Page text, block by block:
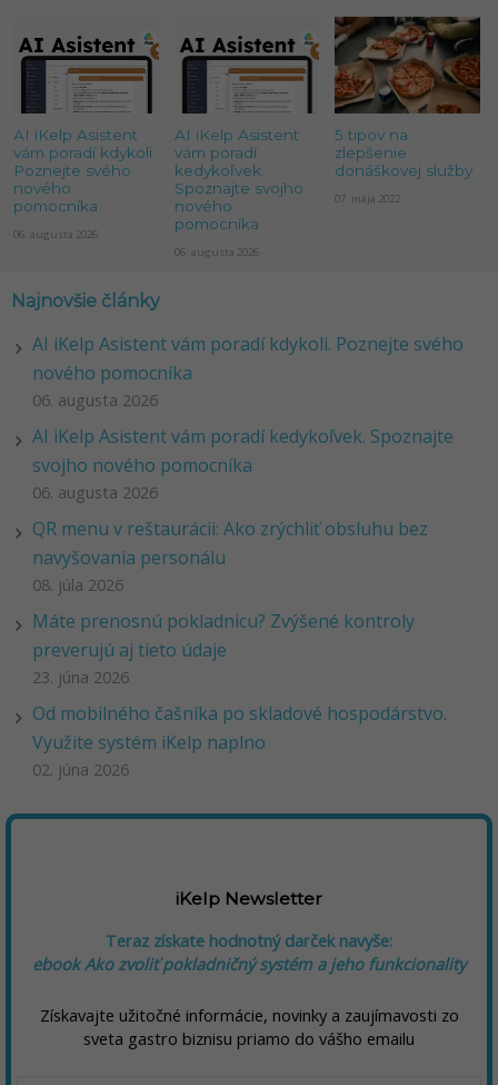
AI iKelp Asistent
vám poradí kdykoli.
Poznejte svého
nového
pomocníka
06. augusta 2026
AI iKelp Asistent
vám poradí
kedykoľvek.
Spoznajte svojho
nového
pomocníka
06. augusta 2026
5 tipov na
zlepšenie
donáškovej služby
07. mája 2022
Najnovšie články
AI iKelp Asistent vám poradí kdykoli. Poznejte svého
nového pomocníka
06. augusta 2026
AI iKelp Asistent vám poradí kedykoľvek. Spoznajte
svojho nového pomocníka
06. augusta 2026
QR menu v reštaurácii: Ako zrýchliť obsluhu bez
navyšovania personálu
08. júla 2026
Máte prenosnú pokladnicu? Zvýšené kontroly
preverujú aj tieto údaje
23. júna 2026
Od mobilného čašníka po skladové hospodárstvo.
Využite systém iKelp naplno
02. júna 2026
iKelp Newsletter
Teraz získate hodnotný darček navyše:
ebook Ako zvoliť pokladničný systém a jeho funkcionality
Získavajte užitočné informácie, novinky a zaujímavosti zo
sveta gastro biznisu priamo do vášho emailu